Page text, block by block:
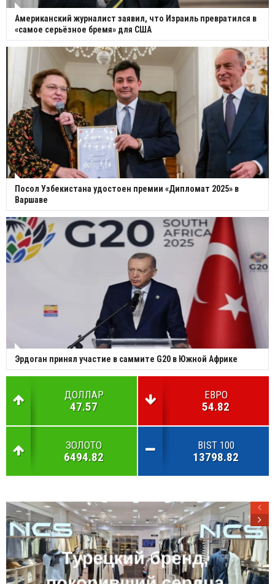
Американский журналист заявил, что Израиль превратился в
«самое серьёзное бремя» для США
Посол Узбекистана удостоен премии «Дипломат 2025» в
Варшаве
Эрдоган принял участие в саммите G20 в Южной Африке
ДОЛЛАР
47.57
ЕВРО
54.82
ЗОЛОТО
6494.82
BIST 100
13798.82